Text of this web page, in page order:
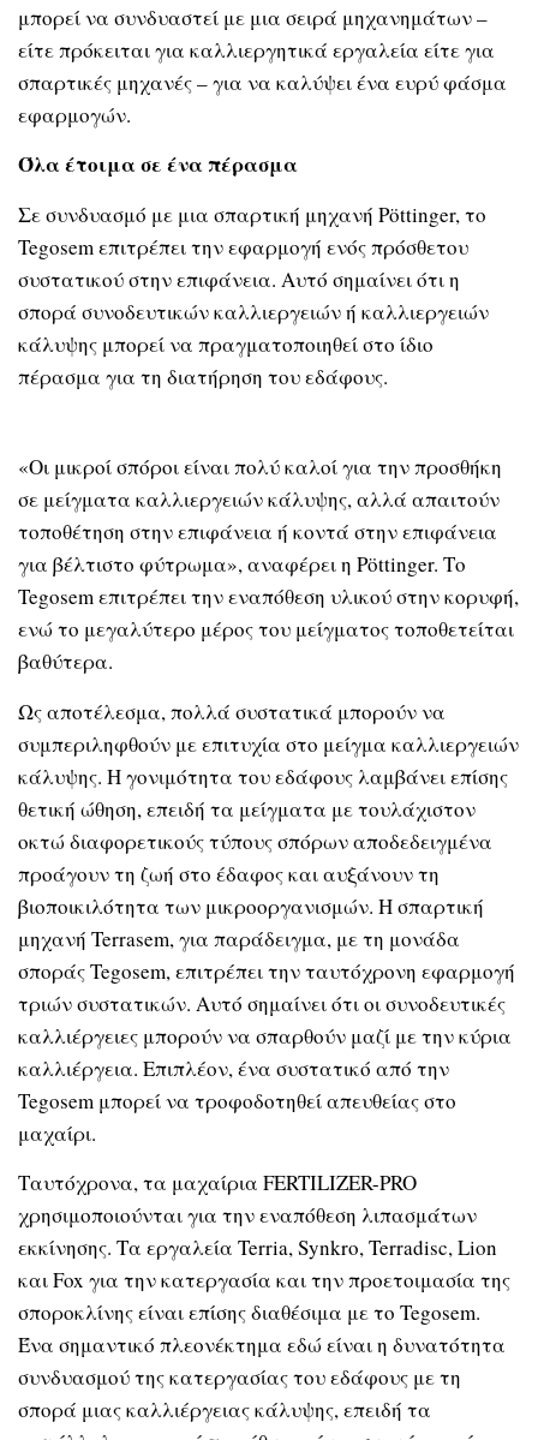
μπορεί να συνδυαστεί με μια σειρά μηχανημάτων –
είτε πρόκειται για καλλιεργητικά εργαλεία είτε για
σπαρτικές μηχανές – για να καλύψει ένα ευρύ φάσμα
εφαρμογών.
Όλα έτοιμα σε ένα πέρασμα
Σε συνδυασμό με μια σπαρτική μηχανή Pöttinger, το
Tegosem επιτρέπει την εφαρμογή ενός πρόσθετου
συστατικού στην επιφάνεια. Αυτό σημαίνει ότι η
σπορά συνοδευτικών καλλιεργειών ή καλλιεργειών
κάλυψης μπορεί να πραγματοποιηθεί στο ίδιο
πέρασμα για τη διατήρηση του εδάφους.
«Οι μικροί σπόροι είναι πολύ καλοί για την προσθήκη
σε μείγματα καλλιεργειών κάλυψης, αλλά απαιτούν
τοποθέτηση στην επιφάνεια ή κοντά στην επιφάνεια
για βέλτιστο φύτρωμα», αναφέρει η Pöttinger. Το
Tegosem επιτρέπει την εναπόθεση υλικού στην κορυφή,
ενώ το μεγαλύτερο μέρος του μείγματος τοποθετείται
βαθύτερα.
Ως αποτέλεσμα, πολλά συστατικά μπορούν να
συμπεριληφθούν με επιτυχία στο μείγμα καλλιεργειών
κάλυψης. Η γονιμότητα του εδάφους λαμβάνει επίσης
θετική ώθηση, επειδή τα μείγματα με τουλάχιστον
οκτώ διαφορετικούς τύπους σπόρων αποδεδειγμένα
προάγουν τη ζωή στο έδαφος και αυξάνουν τη
βιοποικιλότητα των μικροοργανισμών. Η σπαρτική
μηχανή Terrasem, για παράδειγμα, με τη μονάδα
σποράς Tegosem, επιτρέπει την ταυτόχρονη εφαρμογή
τριών συστατικών. Αυτό σημαίνει ότι οι συνοδευτικές
καλλιέργειες μπορούν να σπαρθούν μαζί με την κύρια
καλλιέργεια. Επιπλέον, ένα συστατικό από την
Tegosem μπορεί να τροφοδοτηθεί απευθείας στο
μαχαίρι.
Ταυτόχρονα, τα μαχαίρια FERTILIZER-PRO
χρησιμοποιούνται για την εναπόθεση λιπασμάτων
εκκίνησης. Τα εργαλεία Terria, Synkro, Terradisc, Lion
και Fox για την κατεργασία και την προετοιμασία της
σποροκλίνης είναι επίσης διαθέσιμα με το Tegosem.
Ένα σημαντικό πλεονέκτημα εδώ είναι η δυνατότητα
συνδυασμού της κατεργασίας του εδάφους με τη
σπορά μιας καλλιέργειας κάλυψης, επειδή τα